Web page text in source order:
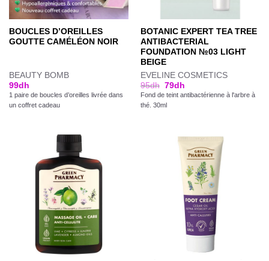
BOUCLES D’OREILLES
GOUTTE CAMÉLÉON NOIR
BEAUTY BOMB
99dh
1 paire de boucles d’oreilles livrée dans
un coffret cadeau
BOTANIC EXPERT TEA TREE
ANTIBACTERIAL
FOUNDATION №03 LIGHT
BEIGE
EVELINE COSMETICS
95dh 79dh
Fond de teint antibactérienne à l'arbre à
thé. 30ml